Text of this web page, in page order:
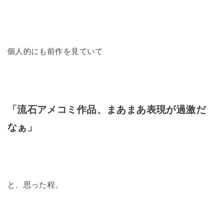
個人的にも前作を見ていて
「流石アメコミ作品、まあまあ表現が過激だ
なぁ」
と、思った程。